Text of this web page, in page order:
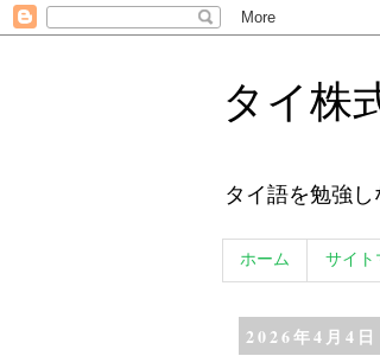
タイ株
タイ語を勉強
ホーム サイト
2026年4月4日